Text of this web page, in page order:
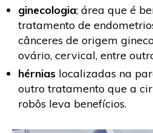
ginecologia; área que é
tratamento de
cânceres de origem
ovário, cervical, entre
hérnias localizadas na
outro tratamento que a
robôs leva benefícios.